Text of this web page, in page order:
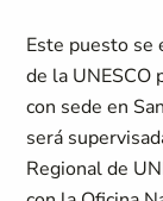
Este puesto se
de la UNESCO
con sede en
será
Regional de